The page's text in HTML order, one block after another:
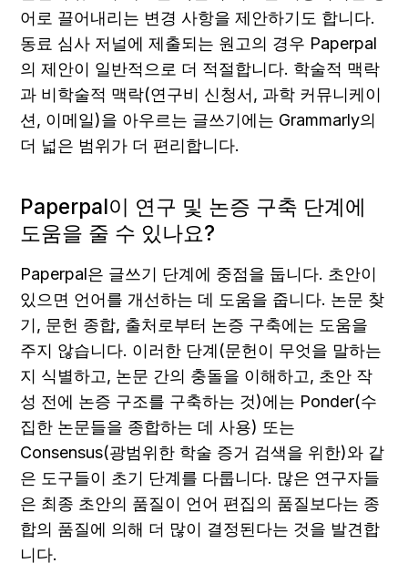
어로 끌어내리는 변경 사항을 제안하기도 합니다.
동료 심사 저널에 제출되는 원고의 경우 Paperpal
의 제안이 일반적으로 더 적절합니다. 학술적 맥락
과 비학술적 맥락(연구비 신청서, 과학 커뮤니케이
션, 이메일)을 아우르는 글쓰기에는 Grammarly의
더 넓은 범위가 더 편리합니다.
Paperpal이 연구 및 논증 구축 단계에
도움을 줄 수 있나요?
Paperpal은 글쓰기 단계에 중점을 둡니다. 초안이
있으면 언어를 개선하는 데 도움을 줍니다. 논문 찾
기, 문헌 종합, 출처로부터 논증 구축에는 도움을
주지 않습니다. 이러한 단계(문헌이 무엇을 말하는
지 식별하고, 논문 간의 충돌을 이해하고, 초안 작
성 전에 논증 구조를 구축하는 것)에는 Ponder(수
집한 논문들을 종합하는 데 사용) 또는
Consensus(광범위한 학술 증거 검색을 위한)와 같
은 도구들이 초기 단계를 다룹니다. 많은 연구자들
은 최종 초안의 품질이 언어 편집의 품질보다는 종
합의 품질에 의해 더 많이 결정된다는 것을 발견합
니다.